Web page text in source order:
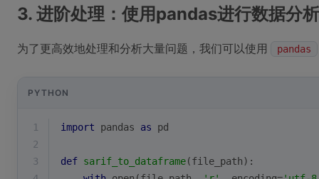
3. 进阶处理：使用pandas进行数据分析
为了更高效地处理和分析大量问题，我们可以使用 pandas
PYTHON
1 import pandas as pd
2
3
def sarif_to_dataframe(file_path):